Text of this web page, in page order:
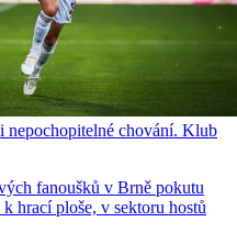
nepochopitelné chování. Klub
fanoušků v Brně pokutu
hrací ploše, v sektoru hostů